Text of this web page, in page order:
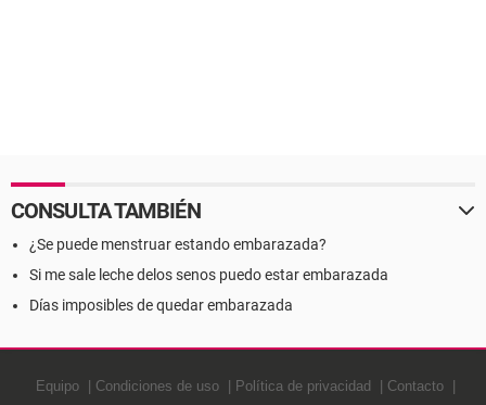
CONSULTA TAMBIÉN
¿Se puede menstruar estando embarazada?
Si me sale leche delos senos puedo estar embarazada
Días imposibles de quedar embarazada
Equipo Condiciones de uso Política de privacidad Contacto